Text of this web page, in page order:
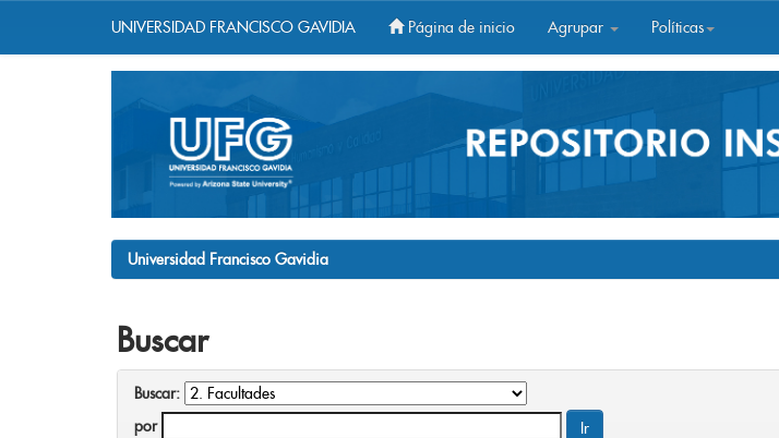
UNIVERSIDAD FRANCISCO GAVIDIA Página de inicio Agrupar Políticas
Universidad Francisco Gavidia
Buscar
Buscar:
por